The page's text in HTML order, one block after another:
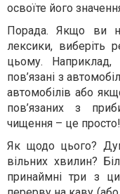
освоїте його
Порада. Якщо ви
лексики, виберіть
цьому.
пов’язані з
автомобілів або
пов’язаних з
чищення – це просто!
Як щодо цього?
вільних хвилин?
принаймні три з